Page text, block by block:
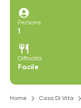
account_circle
Persone
1
restaurant
Difficoltà
Facile
Home Casa Di Vita